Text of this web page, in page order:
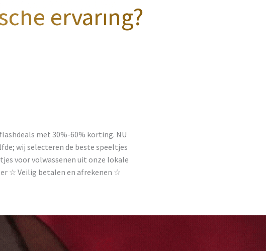
ervaring?
met 30%-60% korting. NU
wij selecteren de beste speeltjes
voor volwassenen uit onze lokale
☆ Veilig betalen en afrekenen ☆